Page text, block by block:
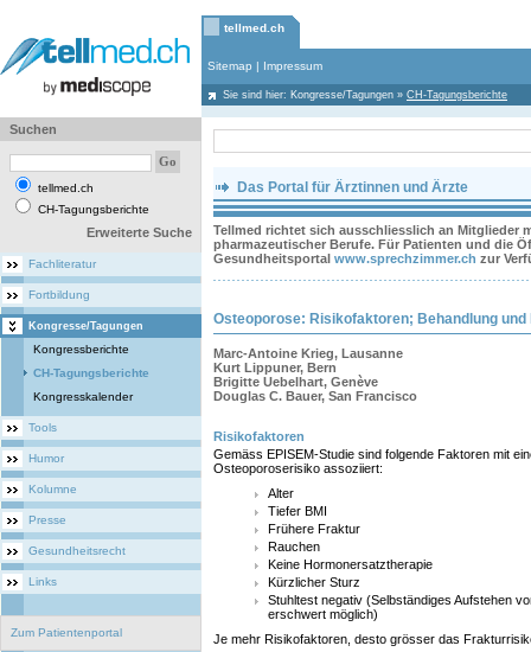
tellmed.ch
Sitemap | Impressum
Sie sind hier: Kongresse/Tagungen » CH-Tagungsberichte
Suchen
tellmed.ch
CH-Tagungsberichte
Erweiterte Suche
Fachliteratur
Fortbildung
Kongresse/Tagungen
Kongressberichte
CH-Tagungsberichte
Kongresskalender
Tools
Humor
Kolumne
Presse
Gesundheitsrecht
Links
Zum Patientenportal
Das Portal für Ärztinnen und Ärzte
Tellmed richtet sich ausschliesslich an Mitglieder
pharmazeutischer Berufe. Für Patienten und die
Gesundheitsportal www.sprechzimmer.ch zur
Osteoporose: Risikofaktoren; Behandlung und
Marc-Antoine Krieg, Lausanne
Kurt Lippuner, Bern
Brigitte Uebelhart, Genève
Douglas C. Bauer, San Francisco
Risikofaktoren
Gemäss EPISEM-Studie sind folgende Faktoren mit
Osteoporoserisiko assoziiert:
Alter
Tiefer BMI
Frühere Fraktur
Rauchen
Keine Hormonersatztherapie
Kürzlicher Sturz
Stuhltest negativ (Selbständiges Aufstehen
erschwert möglich)
Je mehr Risikofaktoren, desto grösser das